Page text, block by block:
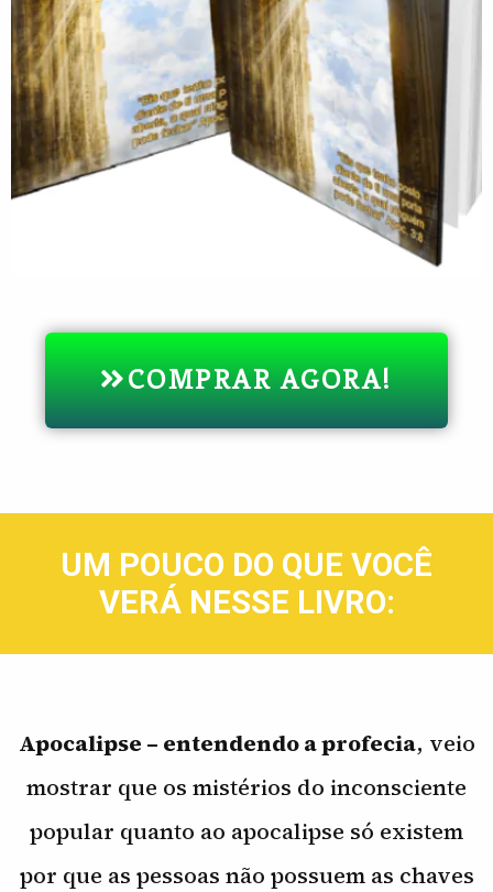
COMPRAR AGORA!
UM POUCO DO QUE VOCÊ
VERÁ NESSE LIVRO:
Apocalipse – entendendo a profecia, veio
mostrar que os mistérios do inconsciente
popular quanto ao apocalipse só existem
por que as pessoas não possuem as chaves